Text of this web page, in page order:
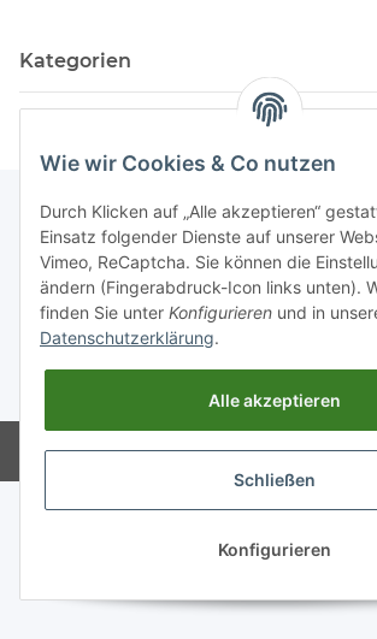
Kategorien
Informationen
GESETZLICHE INFORMATIONEN
* Alle Preise zzgl. gesetzlicher USt., zzgl. Versand
Powered
Wie wir Cookies & Co nutzen
Durch Klicken auf „Alle akzeptieren“
Einsatz folgender Dienste auf unserer
Vimeo, ReCaptcha. Sie können die
ändern (Fingerabdruck-Icon links unten).
finden Sie unter Konfigurieren und in
Datenschutzerklärung.
Alle akzeptieren
Schließen
Konfigurieren